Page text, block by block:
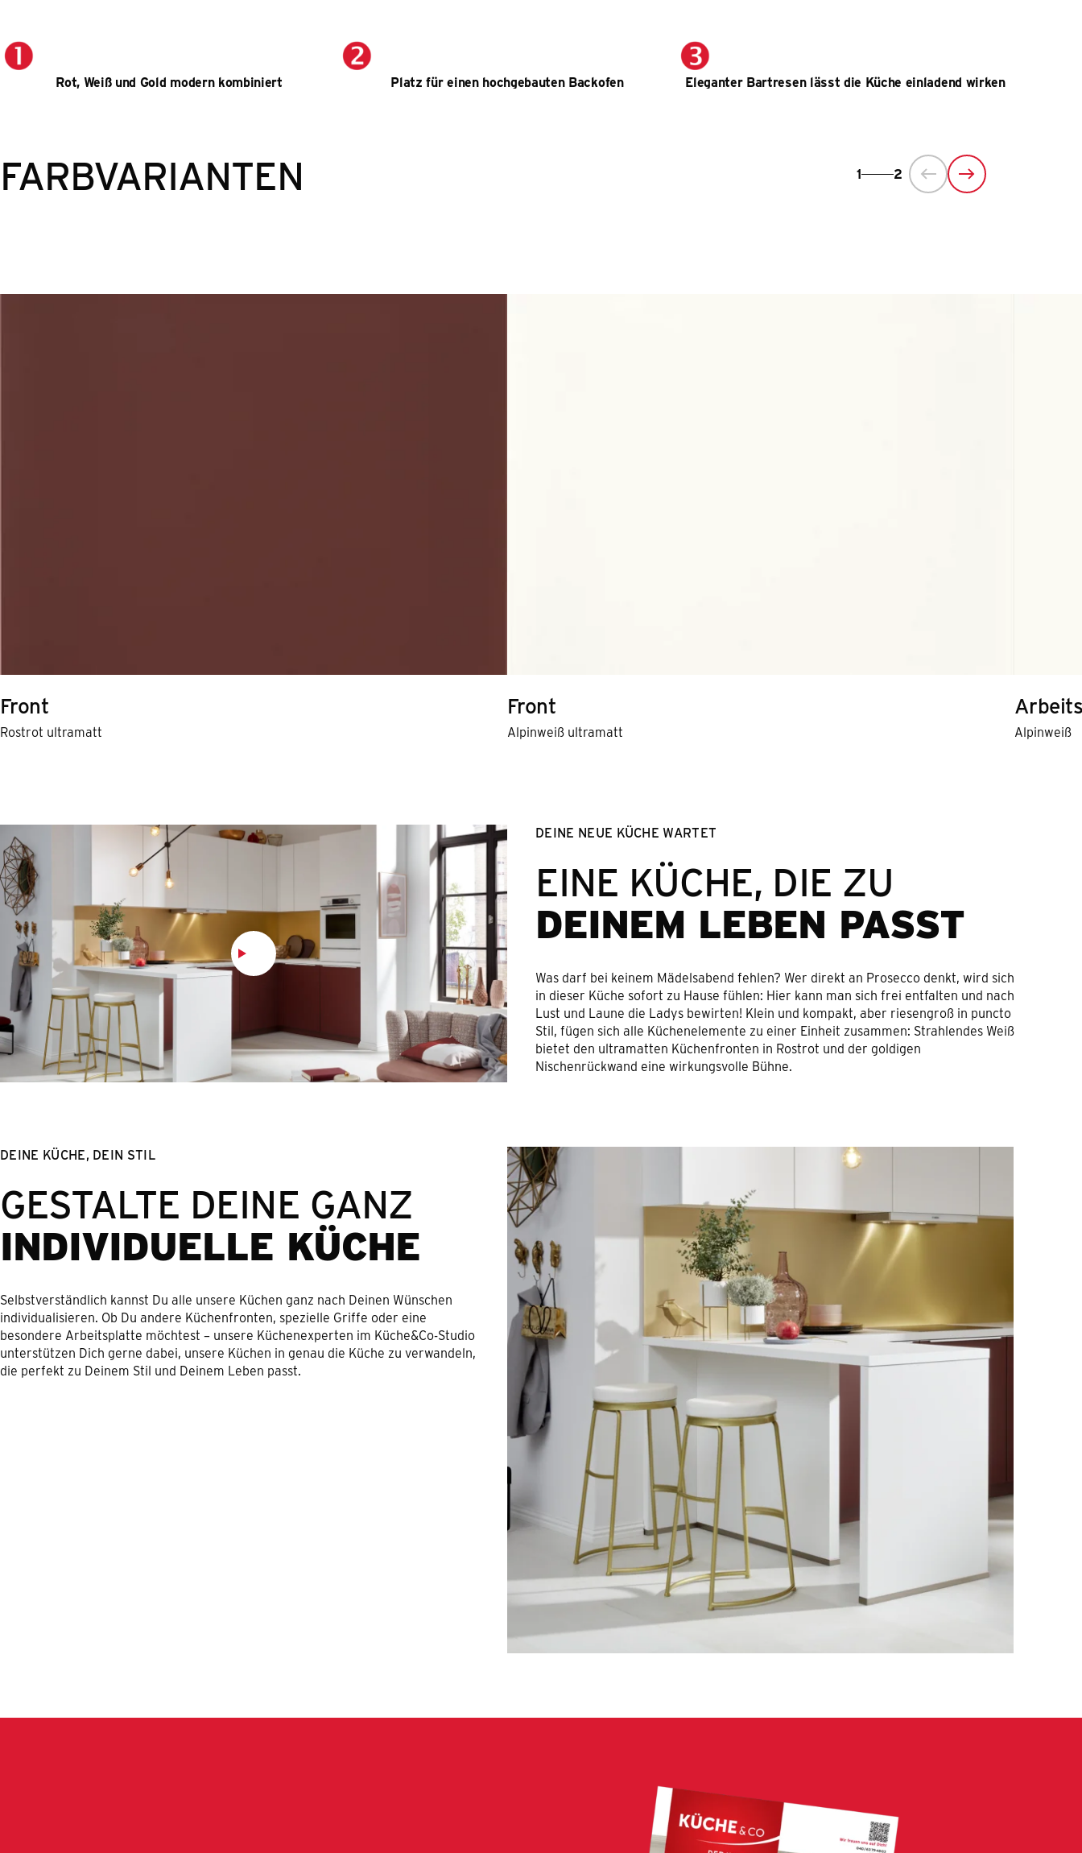
Rot, Weiß und Gold modern kombiniert Platz für einen hochgebauten Backofen Eleganter Bartresen lässt die Küche einladend wirken
FARBVARIANTEN 1 2
Front
Rostrot ultramatt
Front
Alpinweiß ultramatt Alpinweiß
We need your consent to load the
This content is not permitted to load due to
trackers that are not disclosed to the visitor. The
website owner needs to setup the site with their
CMP to add this content to the list of
Powered by
Platform
DEINE NEUE KÜCHE WARTET
EINE KÜCHE, DIE ZU
DEINEM LEBEN PASST
Was darf bei keinem Mädelsabend fehlen? Wer direkt an Prosecco denkt, wird sich
in dieser Küche sofort zu Hause fühlen: Hier kann man sich frei entfalten und nach
Lust und Laune die Ladys bewirten! Klein und kompakt, aber riesengroß in puncto
Stil, fügen sich alle Küchenelemente zu einer Einheit zusammen: Strahlendes Weiß
bietet den ultramatten Küchenfronten in Rostrot und der goldigen
Nischenrückwand eine wirkungsvolle Bühne.
DEINE KÜCHE, DEIN STIL
GESTALTE DEINE GANZ
INDIVIDUELLE KÜCHE
Selbstverständlich kannst Du alle unsere Küchen ganz nach Deinen Wünschen
individualisieren. Ob Du andere Küchenfronten, spezielle Griffe oder eine
besondere Arbeitsplatte möchtest – unsere Küchenexperten im Küche&Co-Studio
unterstützen Dich gerne dabei, unsere Küchen in genau die Küche zu verwandeln,
die perfekt zu Deinem Stil und Deinem Leben passt.